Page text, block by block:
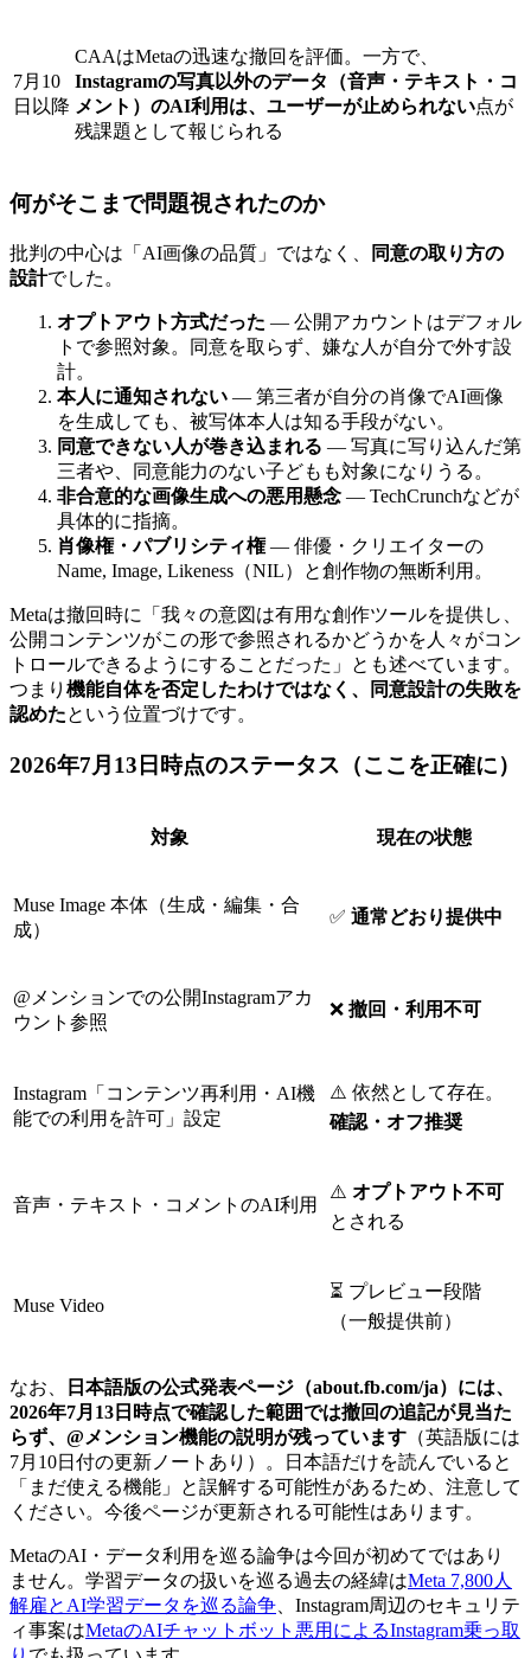
7月10
日以降
CAAはMetaの迅速な撤回を評価。一方で、
Instagramの写真以外のデータ（音声・テキスト・コ
メント）のAI利用は、ユーザーが止められない点が
残課題として報じられる
何がそこまで問題視されたのか
批判の中心は「AI画像の品質」ではなく、
同意の取り方の
設計でした。
オプトアウト方式だった — 公開アカウントはデフォル
トで参照対象。同意を取らず、嫌な人が自分で外す設
計。
本人に通知されない — 第三者が自分の肖像でAI画像
を生成しても、被写体本人は知る手段がない。
同意できない人が巻き込まれる — 写真に写り込んだ第
三者や、同意能力のない子どもも対象になりうる。
非合意的な画像生成への悪用懸念 — TechCrunchなどが
具体的に指摘。
肖像権・パブリシティ権— 俳優・クリエイターの
Name, Image, Likeness（NIL）と創作物の無断利用。
Metaは撤回時に「我々の意図は有用な創作ツールを提供し、
公開コンテンツがこの形で参照されるかどうかを人々がコン
トロールできるようにすることだった」とも述べています。
つまり 機能自体を否定したわけではなく、同意設計の失敗を
認めたという位置づけです。
2026年7月13日時点のステータス（ここを正確に）
対象 現在の状態
Muse Image 本体（生成・編集・合
成）
✅ 通常どおり提供中
@メンションでの公開Instagramアカ
ウント参照
❌ 撤回・利用不可
Instagram「コンテンツ再利用・AI機
能での利用を許可」設定
⚠️ 依然として存在。
確認・オフ推奨
音声・テキスト・コメントのAI利用
⚠️ オプトアウト不可
とされる
Muse Video
⏳ プレビュー段階
（一般提供前）
なお、
日本語版の公式発表ページ（about.fb.com/ja）には、
2026年7月13日時点で確認した範囲では撤回の追記が見当た
らず、@メンション機能の説明が残っています （英語版には
7月10日付の更新ノートあり）。日本語だけを読んでいると
「まだ使える機能」と誤解する可能性があるため、注意して
ください。今後ページが更新される可能性はあります。
MetaのAI・データ利用を巡る論争は今回が初めてではあり
ません。学習データの扱いを巡る過去の経緯はMeta 7,800人
解雇とAI学習データを巡る論争 、Instagram周辺のセキュリテ
ィ事案はMetaのAIチャットボット悪用によるInstagram乗っ取